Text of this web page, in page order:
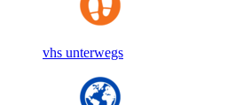
vhs unterwegs